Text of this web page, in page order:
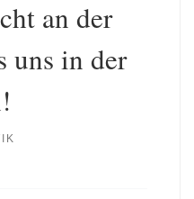
an der
uns in der